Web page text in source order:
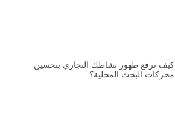
كيف ترفع ظهور نشاطك التجاري بتحسين
محركات البحث المحلية؟